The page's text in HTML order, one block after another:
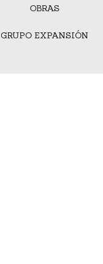
OBRAS
GRUPO EXPANSIÓN